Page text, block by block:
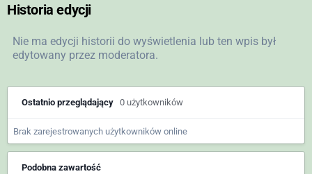
Historia edycji
Nie ma edycji historii do wyświetlenia lub ten wpis był
edytowany przez moderatora.
Ostatnio przeglądający 0 użytkowników
Brak zarejestrowanych użytkowników online
Podobna zawartość